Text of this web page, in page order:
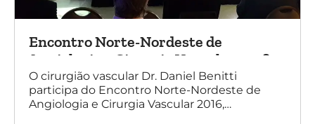
Encontro Norte-Nordeste de
Angiologia e Cirurgia Vascular 2016
O cirurgião vascular Dr. Daniel Benitti
participa do Encontro Norte-Nordeste de
Angiologia e Cirurgia Vascular 2016,